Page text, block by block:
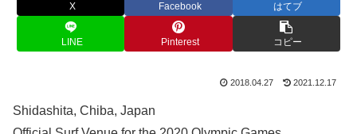
X Facebook はてブ
LINE Pinterest コピー
2018.04.27 2021.12.17
Shidashita, Chiba, Japan